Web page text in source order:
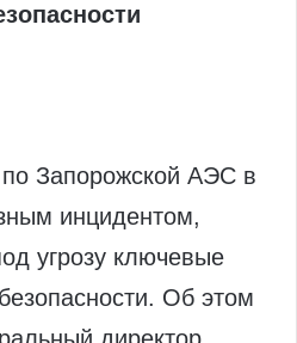
Запорожской АЭС в
инцидентом,
угрозу ключевые
Об этом